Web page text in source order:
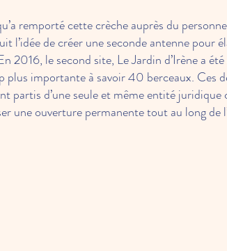
remporté cette crèche auprès du
l’idée de créer une seconde antenne pour
2016, le second site, Le Jardin d’Irène a
plus importante à savoir 40 berceaux. Ces
partis d’une seule et même entité juridique
une ouverture permanente tout au long de